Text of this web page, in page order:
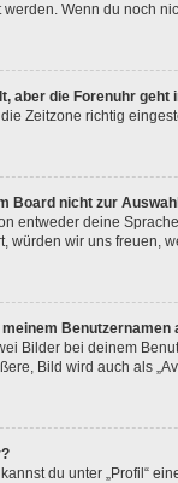
Wenn du noch
aber die Forenuhr
Zeitzone richtig
Board nicht zur
entweder deine
würden wir uns freuen,
Benutzernamen
Bilder bei deinem
Bild wird auch als
du unter „Profil“